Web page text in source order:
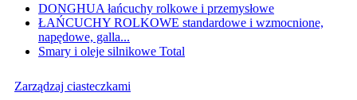
DONGHUA łańcuchy rolkowe i przemysłowe
ŁAŃCUCHY ROLKOWE standardowe i wzmocnione,
napędowe, galla...
Smary i oleje silnikowe Total
Zarządzaj ciasteczkami